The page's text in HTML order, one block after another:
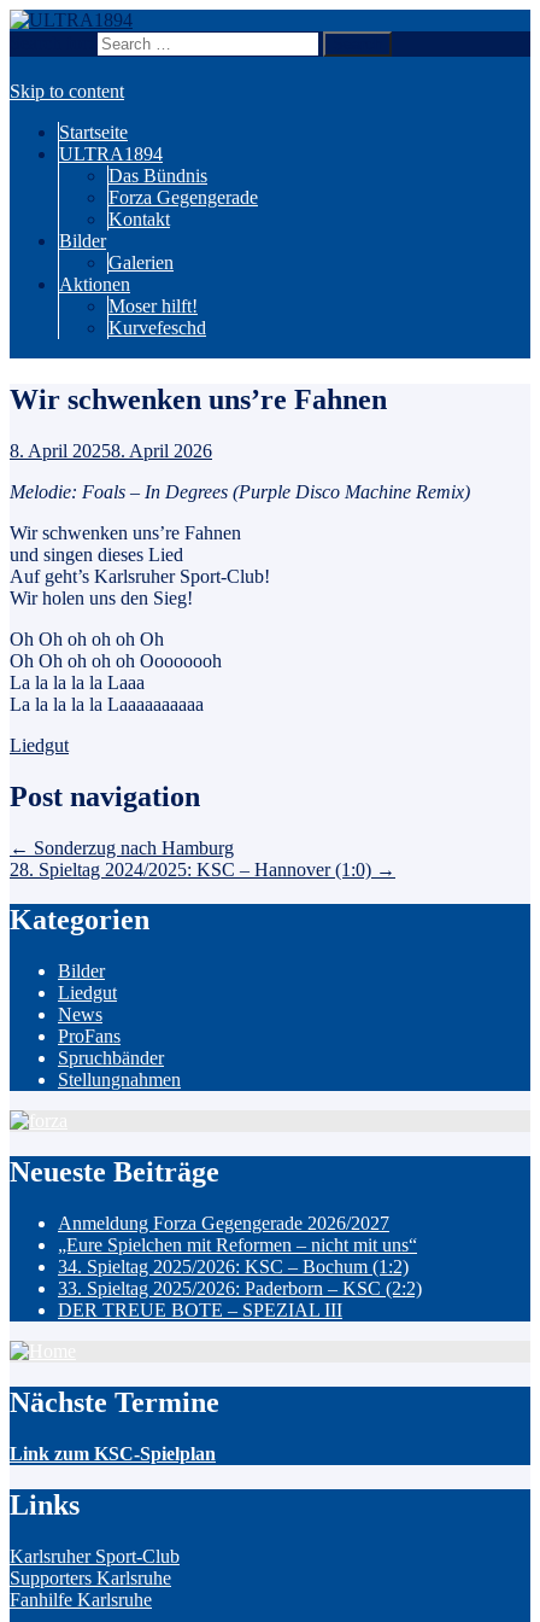
ULTRA1894
Skip to content
Startseite
ULTRA1894
Das Bündnis
Forza Gegengerade
Kontakt
Bilder
Galerien
Aktionen
Moser hilft!
Kurvefeschd
Wir schwenken uns’re Fahnen
8. April 20258. April 2026
Melodie: Foals – In Degrees (Purple Disco Machine Remix)
Wir schwenken uns’re Fahnen
und singen dieses Lied
Auf geht’s Karlsruher Sport-Club!
Wir holen uns den Sieg!
Oh Oh oh oh oh Oh
Oh Oh oh oh oh Oooooooh
La la la la la Laaa
La la la la la Laaaaaaaaaa
Liedgut
Post navigation
← Sonderzug nach Hamburg
28. Spieltag 2024/2025: KSC – Hannover (1:0) →
Kategorien
Bilder
Liedgut
News
ProFans
Spruchbänder
Stellungnahmen
Neueste Beiträge
Anmeldung Forza Gegengerade 2026/2027
„Eure Spielchen mit Reformen – nicht mit uns“
34. Spieltag 2025/2026: KSC – Bochum (1:2)
33. Spieltag 2025/2026: Paderborn – KSC (2:2)
DER TREUE BOTE – SPEZIAL III
Nächste Termine
Link zum KSC-Spielplan
Links
Karlsruher Sport-Club
Supporters Karlsruhe
Fanhilfe Karlsruhe